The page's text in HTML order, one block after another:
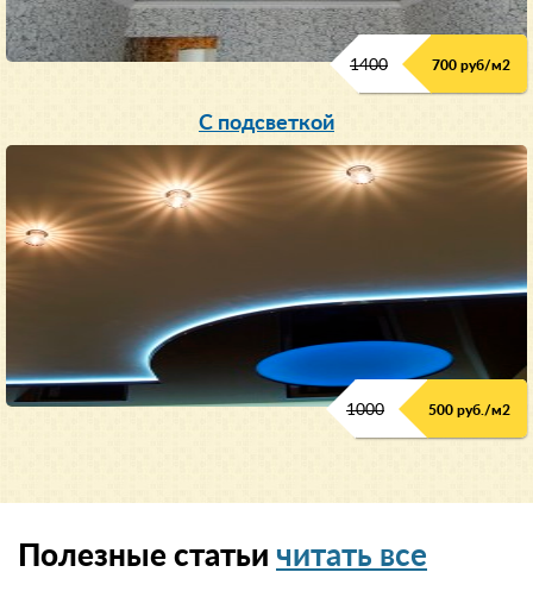
1400 700 руб/м2
С подсветкой
1000 500 руб./м2
Полезные статьи читать все